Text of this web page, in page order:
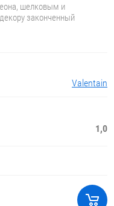
шелковым и
законченный
Valentain
1,0